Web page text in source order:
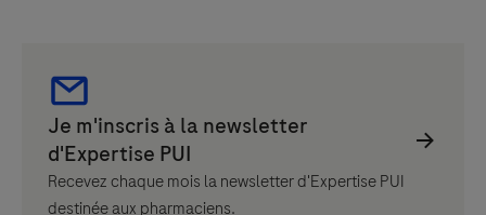
Recevez chaque mois la newsletter d'Expertise PUI
destinée aux pharmaciens.